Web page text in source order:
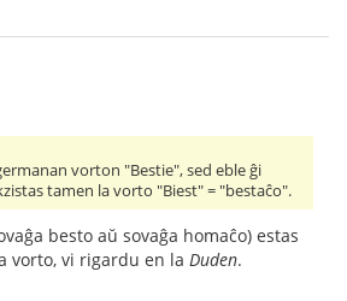
vorton "Bestie", sed eble ĝi
tamen la vorto "Biest" = "bestaĉo".
besto aŭ sovaĝa homaĉo) estas
vorto, vi rigardu en la Duden.